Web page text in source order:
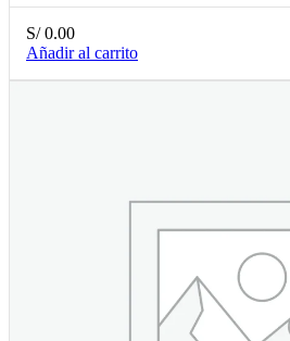
S/0.00
Añadir al carrito